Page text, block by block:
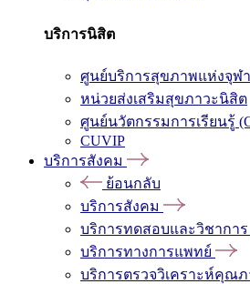
บริการนิสิต
ศูนย์บริการสุขภาพแห่งจุฬ
หน่วยส่งเสริมสุขภาวะนิสิต
ศูนย์นวัตกรรมการเรียนรู้
CUVIP
บริการสังคม
ย้อนกลับ
บริการสังคม
บริการทดสอบและวิชาการ
บริการทางการแพทย์
บริการตรวจวิเคราะห์คุณ